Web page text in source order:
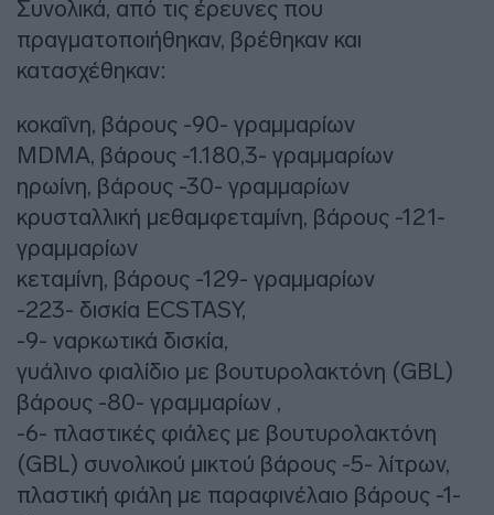
Συνολικά, από τις έρευνες που
πραγματοποιήθηκαν, βρέθηκαν και
κατασχέθηκαν:
κοκαΐνη, βάρους -90- γραμμαρίων
MDMA, βάρους -1.180,3- γραμμαρίων
ηρωίνη, βάρους -30- γραμμαρίων
κρυσταλλική μεθαμφεταμίνη, βάρους -121-
γραμμαρίων
κεταμίνη, βάρους -129- γραμμαρίων
-223- δισκία ECSTASY,
-9- ναρκωτικά δισκία,
γυάλινο φιαλίδιο με βουτυρολακτόνη (GBL)
βάρους -80- γραμμαρίων ,
-6- πλαστικές φιάλες με βουτυρολακτόνη
(GBL) συνολικού μικτού βάρους -5- λίτρων,
πλαστική φιάλη με παραφινέλαιο βάρους -1-